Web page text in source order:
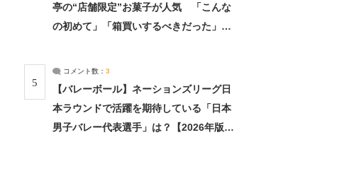
亭の“店舗限定”お菓子が人気 「こんな
の初めて」「箱買いするべきだった」
5
コメント数： 3
【バレーボール】ネーションズリーグ日
本ラウンドで活躍を期待している「日本
男子バレー代表選手」は？【2026年版・